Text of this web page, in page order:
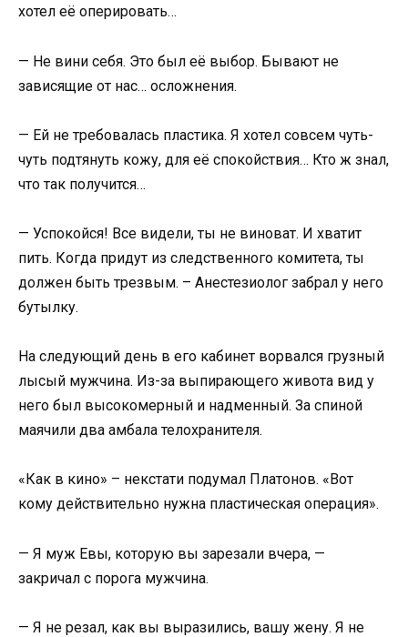
хотел её оперировать…
— Не вини себя. Это был её выбор. Бывают не
зависящие от нас… осложнения.
— Ей не требовалась пластика. Я хотел совсем чуть-
чуть подтянуть кожу, для её спокойствия… Кто ж знал,
что так получится…
— Успокойся! Все видели, ты не виноват. И хватит
пить. Когда придут из следственного комитета, ты
должен быть трезвым. – Анестезиолог забрал у него
бутылку.
На следующий день в его кабинет ворвался грузный
лысый мужчина. Из-за выпирающего живота вид у
него был высокомерный и надменный. За спиной
маячили два амбала телохранителя.
«Как в кино» – некстати подумал Платонов. «Вот
кому действительно нужна пластическая операция».
— Я муж Евы, которую вы зарезали вчера, —
закричал с порога мужчина.
— Я не резал, как вы выразились, вашу жену. Я не